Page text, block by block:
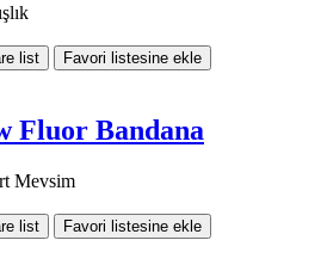
Fluor Bandana
Mevsim